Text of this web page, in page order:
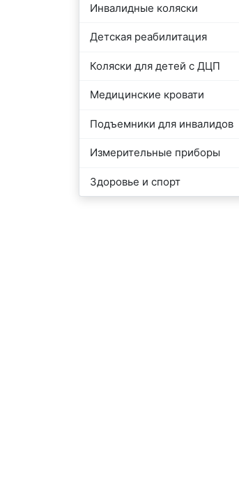
Инвалидные коляски
Детская реабилитация
Коляски для детей с ДЦП
Медицинские кровати
Подъемники для инвалидов
Измерительные приборы
Здоровье и спорт